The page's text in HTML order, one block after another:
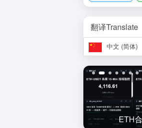
翻译Translate
中文 (简体)
ETH